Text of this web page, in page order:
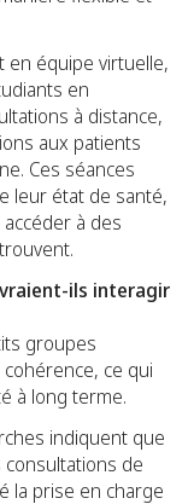
en équipe virtuelle,
en
à distance,
aux patients
Ces séances
leur état de santé,
à des
ils interagir
groupes
ce qui
à long terme.
indiquent que
de
la prise en charge